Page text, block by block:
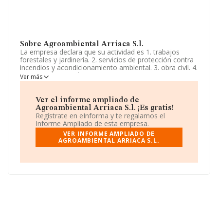
Sobre Agroambiental Arriaca S.l.
La empresa declara que su actividad es 1. trabajos
forestales y jardinería. 2. servicios de protección contra
incendios y acondicionamiento ambiental. 3. obra civil. 4.
servicios de agricultura con o sin maquinaria por
personas o entidades distintas de los titulares de las
plantac. La empresa es una Sociedad Limitada. Su
actividad CNAE es 'Servicios de apoyo a la silvicultura'
con código 0240. La sociedad no tiene actividad en
mercados exteriores.
La sociedadAgroambiental Arriaca S.L, B19309475,
se encuentra en Avenida Buendia núm. 11, (19005), en
Ver más
Ver el informe ampliado de
Agroambiental Arriaca S.l. ¡Es gratis!
Regístrate en eInforma y te regalamos el
Informe Ampliado de esta empresa.
VER INFORME AMPLIADO DE
AGROAMBIENTAL ARRIACA S.L.